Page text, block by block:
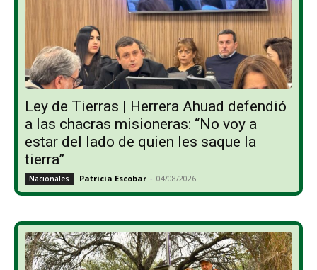
Ley de Tierras | Herrera Ahuad defendió
a las chacras misioneras: “No voy a
estar del lado de quien les saque la
tierra”
Nacionales Patricia Escobar - 04/08/2026